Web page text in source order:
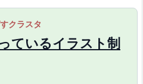
クラスタ
ているイラスト制